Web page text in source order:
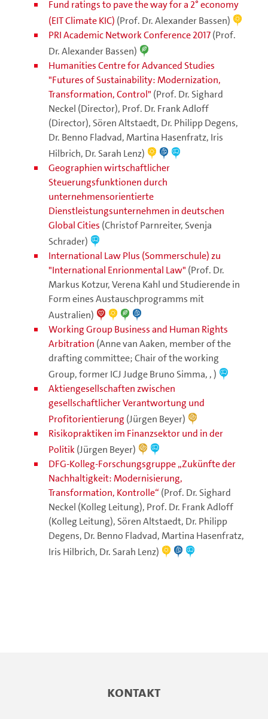
Fund ratings to pave the way for a 2° economy
(EIT Climate KIC) (Prof. Dr. Alexander Bassen)
PRI Academic Network Conference 2017(Prof.
Dr. Alexander Bassen)
Humanities Centre for Advanced Studies
"Futures of Sustainability: Modernization,
Transformation, Control" (Prof. Dr. Sighard
Neckel (Director), Prof. Dr. Frank Adloff
(Director), Sören Altstaedt, Dr. Philipp Degens,
Dr. Benno Fladvad, Martina Hasenfratz, Iris
Hilbrich, Dr. Sarah Lenz)
Geographien wirtschaftlicher
Steuerungsfunktionen durch
unternehmensorientierte
Dienstleistungsunternehmen in deutschen
Global Cities (Christof Parnreiter, Svenja
Schrader)
International Law Plus (Sommerschule) zu
"International Enrionmental Law" (Prof. Dr.
Markus Kotzur, Verena Kahl und Studierende in
Form eines Austauschprogramms mit
Australien)
Working Group Business and Human Rights
Arbitration (Anne van Aaken, member of the
drafting committee; Chair of the working
Group, former ICJ Judge Bruno Simma, , )
Aktiengesellschaften zwischen
gesellschaftlicher Verantwortung und
Profitorientierung (Jürgen Beyer)
Risikopraktiken im Finanzsektor und in der
Politik(Jürgen Beyer)
DFG-Kolleg-Forschungsgruppe „Zukünfte der
Nachhaltigkeit: Modernisierung,
Transformation, Kontrolle“ (Prof. Dr. Sighard
Neckel (Kolleg Leitung), Prof. Dr. Frank Adloff
(Kolleg Leitung), Sören Altstaedt, Dr. Philipp
Degens, Dr. Benno Fladvad, Martina Hasenfratz,
Iris Hilbrich, Dr. Sarah Lenz)
Kontakt